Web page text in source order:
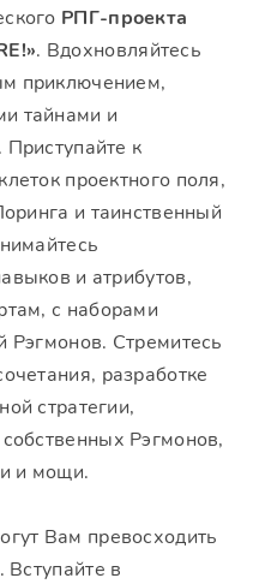
РПГ-проекта
. Вдохновляйтесь
приключением,
тайнами и
к
проектного поля,
и таинственный
и атрибутов,
с наборами
Рэгмонов. Стремитесь
разработке
стратегии,
Рэгмонов,
и мощи.
Вам превосходить
в